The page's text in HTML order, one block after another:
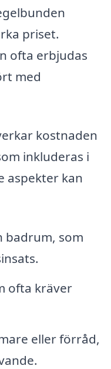
priset.
ofta erbjudas
med
kostnaden
inkluderas i
aspekter kan
badrum, som
ofta kräver
eller förråd,